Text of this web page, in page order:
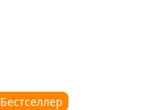
Бестселлер